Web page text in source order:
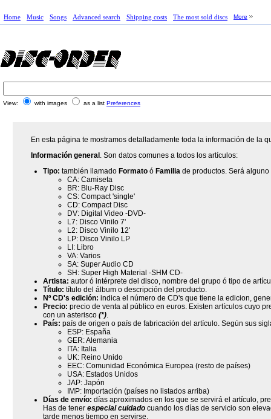
Home Music Songs Advanced search Shipping costs The most sold discs More
View: with images as a list Preferences
En esta página te mostramos detalladamente toda la información de la
Información general . Son datos comunes a todos los artículos:
Tipo: también llamado Formatoó Familiade productos. Será alguno
CA: Camiseta
BR: Blu-Ray Disc
CS: Compact 'single'
CD: Compact Disc
DV: Digital Video -DVD-
L7: Disco Vinilo 7'
L2: Disco Vinilo 12'
LP: Disco Vinilo LP
LI: Libro
VA: Varios
SA: Super Audio CD
SH: Super High Material -SHM CD-
Artista: autor ó intérprete del disco, nombre del grupo ó tipo de
Título: título del álbum o descripción del producto.
Nº CD's edición: indica el número de CD's que tiene la edicion,
Precio: precio de venta al público en euros. Existen artículos cuyo
con un asterisco (*).
País: país de origen o país de fabricación del artículo. Según sus
ESP: España
GER: Alemania
ITA: Italia
UK: Reino Unido
EEC: Comunidad Económica Europea (resto de países)
USA: Estados Unidos
JAP: Japón
IMP: Importación (países no listados arriba)
Días de envío: días aproximados en los que se servirá el artículo,
Has de tener especial cuidadocuando los días de servicio son
tarde menos tiempo en servirse.